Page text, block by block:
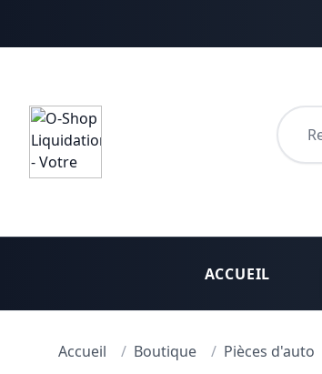
ACCUEIL
Accueil / Boutique / Pièces d'auto